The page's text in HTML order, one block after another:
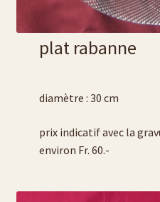
plat rabanne
diamètre : 30 cm
prix indicatif avec la
environ Fr. 60.-